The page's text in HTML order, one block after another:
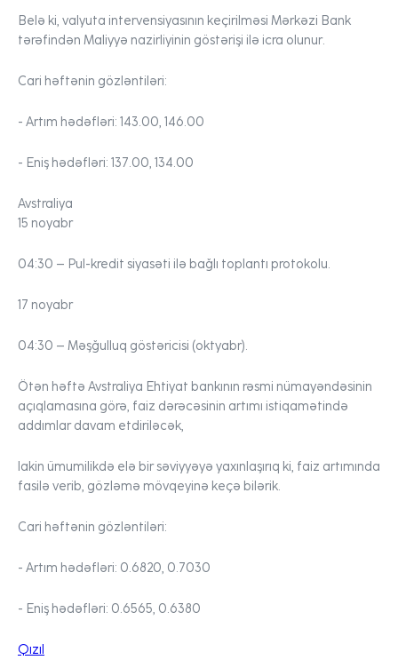
Belə ki, valyuta intervensiyasının keçirilməsi Mərkəzi Bank
tərəfindən Maliyyə nazirliyinin göstərişi ilə icra olunur.
Cari həftənin gözləntiləri:
- Artım hədəfləri: 143.00, 146.00
- Eniş hədəfləri: 137.00, 134.00
Avstraliya
15 noyabr
04:30 – Pul-kredit siyasəti ilə bağlı toplantı protokolu.
17 noyabr
04:30 – Məşğulluq göstəricisi (oktyabr).
Ötən həftə Avstraliya Ehtiyat bankının rəsmi nümayəndəsinin
açıqlamasına görə, faiz dərəcəsinin artımı istiqamətində
addımlar davam etdiriləcək,
lakin ümumilikdə elə bir səviyyəyə yaxınlaşırıq ki, faiz artımında
fasilə verib, gözləmə mövqeyinə keçə bilərik.
Cari həftənin gözləntiləri:
- Artım hədəfləri: 0.6820, 0.7030
- Eniş hədəfləri: 0.6565, 0.6380
Qızıl